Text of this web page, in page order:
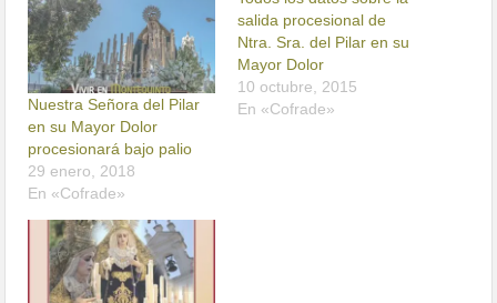
Nuestra Señora del Pilar
en su Mayor Dolor
procesionará bajo palio
29 enero, 2018
En «Cofrade»
Ntra. Sra. del Pilar en su
Mayor Dolor
10 octubre, 2015
En «Cofrade»